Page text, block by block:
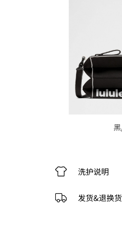
洗护说明
发货&退换货